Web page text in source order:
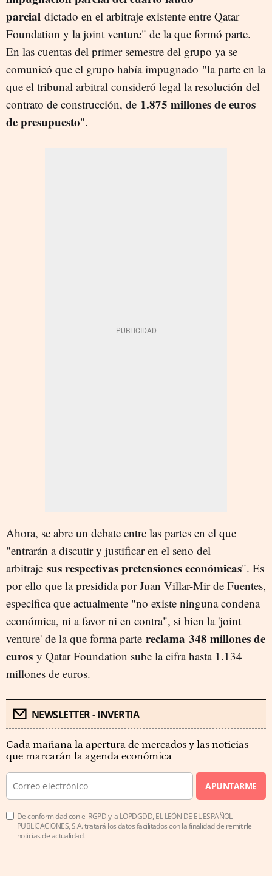
parcial dictado en el arbitraje existente entre Qatar
Foundation y la joint venture" de la que formó parte.
En las cuentas del primer semestre del grupo ya se
comunicó que el grupo había impugnado "la parte en la
que el tribunal arbitral consideró legal la resolución del
contrato de construcción, de 1.875 millones de euros
de presupuesto".
Ahora, se abre un debate entre las partes en el que
"entrarán a discutir y justificar en el seno del
arbitraje sus respectivas pretensiones económicas". Es
por ello que la presidida por Juan Villar-Mir de Fuentes,
especifica que actualmente "no existe ninguna condena
económica, ni a favor ni en contra", si bien la 'joint
venture' de la que forma parte reclama 348 millones de
euros y Qatar Foundation sube la cifra hasta 1.134
millones de euros.
NEWSLETTER - INVERTIA
Cada mañana la apertura de mercados y las noticias
que marcarán la agenda económica
APUNTARME
De conformidad con el RGPD y la LOPDGDD, EL LEÓN DE EL ESPAÑOL
PUBLICACIONES, S.A. tratará los datos facilitados con la finalidad de remitirle
noticias de actualidad.